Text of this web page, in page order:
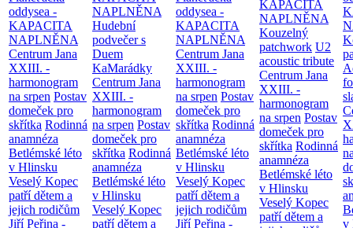
oddysea -
KAPACITA
NAPLNĚNA
Centrum Jana
XXIII. -
harmonogram
na srpen Postav
domeček pro
skřítka Rodinná
anamnéza
Betlémské léto
v Hlinsku
Veselý Kopec
patří dětem a
jejich rodičům
Jiří Peřina -
NAPLNĚNA
Hudební
podvečer s
Duem
KaMarádky
Centrum Jana
XXIII. -
harmonogram
na srpen Postav
domeček pro
skřítka Rodinná
anamnéza
Betlémské léto
v Hlinsku
Veselý Kopec
patří dětem a
oddysea -
KAPACITA
NAPLNĚNA
Centrum Jana
XXIII. -
harmonogram
na srpen Postav
domeček pro
skřítka Rodinná
anamnéza
Betlémské léto
v Hlinsku
Veselý Kopec
patří dětem a
jejich rodičům
Jiří Peřina -
KAPACITA
NAPLNĚNA
Kouzelný
patchwork U2
acoustic tribute
Centrum Jana
XXIII. -
harmonogram
na srpen Postav
domeček pro
skřítka Rodinná
anamnéza
Betlémské léto
v Hlinsku
Veselý Kopec
patří dětem a
v